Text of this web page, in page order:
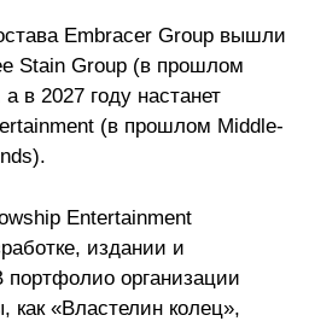
Embracer Group вышли
Stain Group (в прошлом
в 2027 году настанет
(в прошлом Middle-
Entertainment
издании и
организации
как «Властелин колец»,